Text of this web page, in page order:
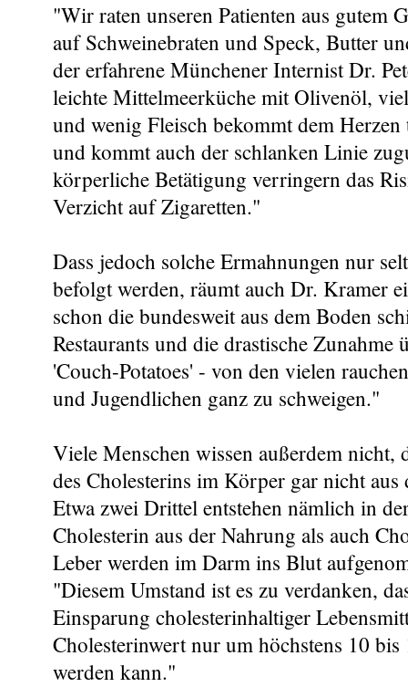
"Wir raten unseren Patienten aus gutem
auf Schweinebraten und Speck, Butter
der erfahrene Münchener Internist Dr.
leichte Mittelmeerküche mit Olivenöl,
und wenig Fleisch bekommt dem Herzen
und kommt auch der schlanken Linie
körperliche Betätigung verringern das
Verzicht auf Zigaretten."
Dass jedoch solche Ermahnungen nur
befolgt werden, räumt auch Dr. Kramer
schon die bundesweit aus dem Boden
Restaurants und die drastische Zunahme
'Couch-Potatoes' - von den vielen
und Jugendlichen ganz zu schweigen."
Viele Menschen wissen außerdem nicht,
des Cholesterins im Körper gar nicht aus
Etwa zwei Drittel entstehen nämlich in
Cholesterin aus der Nahrung als auch
Leber werden im Darm ins Blut
"Diesem Umstand ist es zu verdanken,
Einsparung cholesterinhaltiger
Cholesterinwert nur um höchstens 10 bis
werden kann."